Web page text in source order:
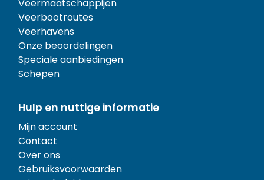
Veermaatschappijen
Veerbootroutes
Veerhavens
Onze beoordelingen
Speciale aanbiedingen
Schepen
Hulp en nuttige informatie
Mijn account
Contact
Over ons
Gebruiksvoorwaarden